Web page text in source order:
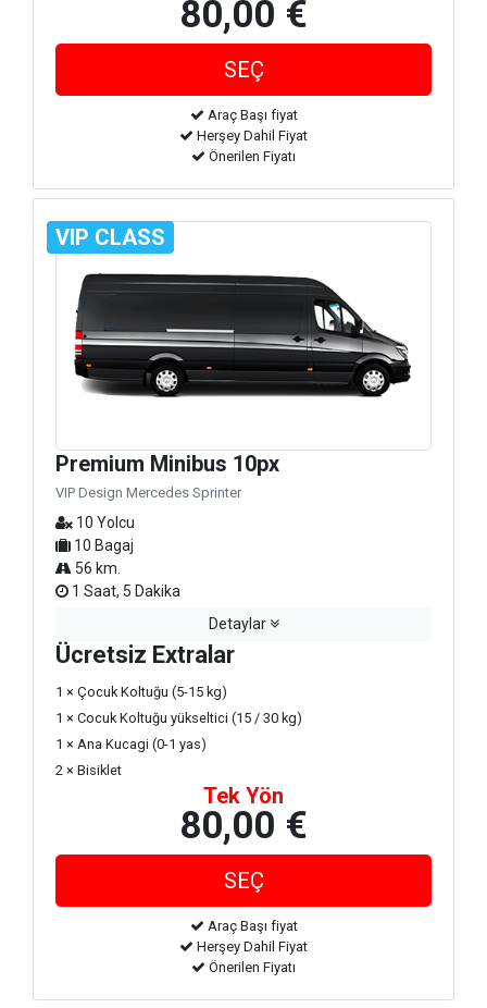
80,00 €
Araç Başı fiyat
Herşey Dahil Fiyat
Önerilen Fiyatı
VIP CLASS
Premium Minibus 10px
VIP Design Mercedes Sprinter
10 Yolcu
10 Bagaj
56 km.
1 Saat, 5 Dakika
Detaylar
Ücretsiz Extralar
1 × Çocuk Koltuğu (5-15 kg)
1 × Cocuk Koltuğu yükseltici (15 / 30 kg)
1 × Ana Kucagi (0-1 yas)
2 × Bisiklet
Tek Yön
80,00 €
Araç Başı fiyat
Herşey Dahil Fiyat
Önerilen Fiyatı